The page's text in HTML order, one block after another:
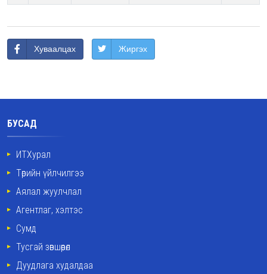
Хуваалцах Жиргэх
БУСАД
ИТХурал
Төрийн үйлчилгээ
Аялал жуулчлал
Агентлаг, хэлтэс
Сумд
Тусгай зөвшөөрөл
Дуудлага худалдаа